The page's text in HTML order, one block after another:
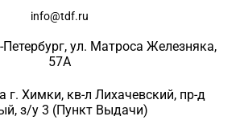
info@tdf.ru
, ул. Матроса Железняка,
57A
г. Химки, кв-л Лихачевский, пр-д
з/у 3 (Пункт Выдачи)